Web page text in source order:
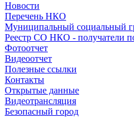
Новости
Перечень НКО
Муниципальный социальный
Реестр СО НКО - получатели
Фотоотчет
Видеоотчет
Полезные ссылки
Контакты
Открытые данные
Видеотрансляция
Безопасный город